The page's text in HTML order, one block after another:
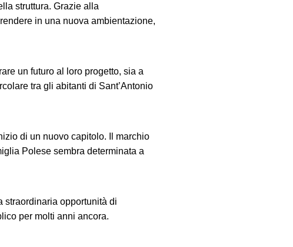
struttura. Grazie alla
in una nuova ambientazione,
un futuro al loro progetto, sia a
tra gli abitanti di Sant’Antonio
di un nuovo capitolo. Il marchio
Polese sembra determinata a
straordinaria opportunità di
per molti anni ancora.